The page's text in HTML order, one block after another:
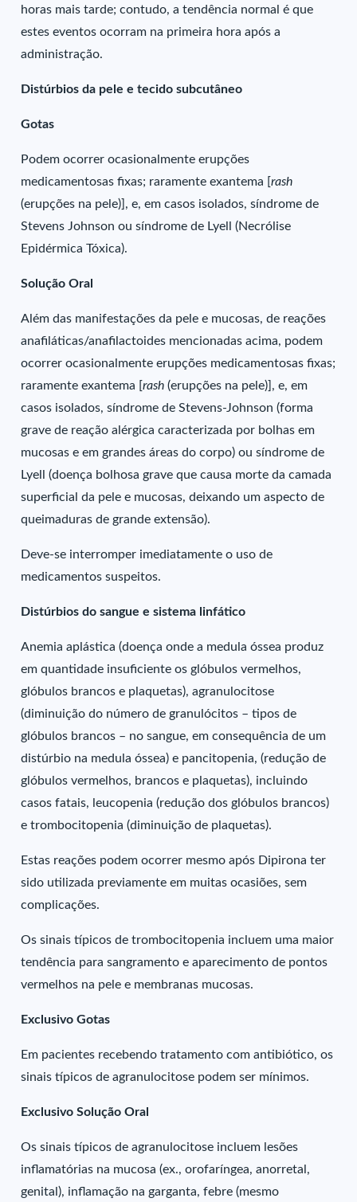
horas mais tarde; contudo, a tendência normal é que
estes eventos ocorram na primeira hora após a
administração.
Distúrbios da pele e tecido subcutâneo
Gotas
Podem ocorrer ocasionalmente erupções
medicamentosas fixas; raramente exantema [rash
(erupções na pele)], e, em casos isolados, síndrome de
Stevens Johnson ou síndrome de Lyell (Necrólise
Epidérmica Tóxica).
Solução Oral
Além das manifestações da pele e mucosas, de reações
anafiláticas/anafilactoides mencionadas acima, podem
ocorrer ocasionalmente erupções medicamentosas fixas;
raramente exantema [rash (erupções na pele)], e, em
casos isolados, síndrome de Stevens-Johnson (forma
grave de reação alérgica caracterizada por bolhas em
mucosas e em grandes áreas do corpo) ou síndrome de
Lyell (doença bolhosa grave que causa morte da camada
superficial da pele e mucosas, deixando um aspecto de
queimaduras de grande extensão).
Deve-se interromper imediatamente o uso de
medicamentos suspeitos.
Distúrbios do sangue e sistema linfático
Anemia aplástica (doença onde a medula óssea produz
em quantidade insuficiente os glóbulos vermelhos,
glóbulos brancos e plaquetas), agranulocitose
(diminuição do número de granulócitos – tipos de
glóbulos brancos – no sangue, em consequência de um
distúrbio na medula óssea) e pancitopenia, (redução de
glóbulos vermelhos, brancos e plaquetas), incluindo
casos fatais, leucopenia (redução dos glóbulos brancos)
e trombocitopenia (diminuição de plaquetas).
Estas reações podem ocorrer mesmo após Dipirona ter
sido utilizada previamente em muitas ocasiões, sem
complicações.
Os sinais típicos de trombocitopenia incluem uma maior
tendência para sangramento e aparecimento de pontos
vermelhos na pele e membranas mucosas.
Exclusivo Gotas
Em pacientes recebendo tratamento com antibiótico, os
sinais típicos de agranulocitose podem ser mínimos.
Exclusivo Solução Oral
Os sinais típicos de agranulocitose incluem lesões
inflamatórias na mucosa (ex., orofaríngea, anorretal,
genital), inflamação na garganta, febre (mesmo